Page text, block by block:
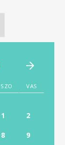
SZO VAS
1 2
8 9